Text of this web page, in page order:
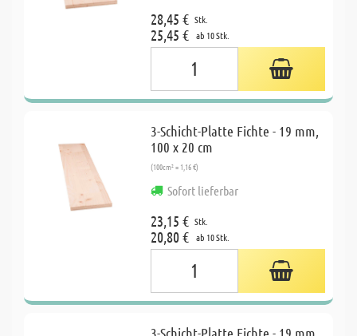
28,45 € Stk.
25,45 € ab 10 Stk.
3-Schicht-Platte Fichte - 19 mm,
100 x 20 cm
(100cm² = 1,16 €)
Sofort lieferbar
23,15 € Stk.
20,80 € ab 10 Stk.